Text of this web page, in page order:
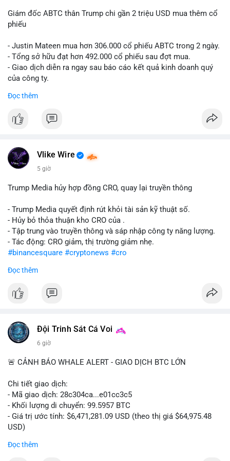
Giám đốc ABTC thân Trump chi gần 2 triệu USD mua thêm cổ
phiếu
- Justin Mateen mua hơn 306.000 cổ phiếu ABTC trong 2 ngày.
- Tổng sở hữu đạt hơn 492.000 cổ phiếu sau đợt mua.
- Giao dịch diễn ra ngay sau báo cáo kết quả kinh doanh quý
của công ty.
#abtc #cryptonews
$btc $eth
📰 Nguồn: CoinDesk
Đọc thêm
Vlike Wire
5 giờ
Trump Media hủy hợp đồng CRO, quay lại truyền thông
- Trump Media quyết định rút khỏi tài sản kỹ thuật số.
- Hủy bỏ thỏa thuận kho CRO của .
- Tập trung vào truyền thông và sáp nhập công ty năng lượng.
- Tác động: CRO giảm, thị trường giảm nhẹ.
#binancesquare #cryptonews #cro
$cro
#vlikevn #titanbot
Đọc thêm
Đội Trinh Sát Cá Voi
6 giờ
🚨 CẢNH BÁO WHALE ALERT - GIAO DỊCH BTC LỚN
Chi tiết giao dịch:
- Mã giao dịch: 28c304ca...e01cc3c5
- Khối lượng di chuyển: 99.5957 BTC
- Giá trị ước tính: $6,471,281.09 USD (theo thị giá $64,975.48
USD)
Đọc thêm